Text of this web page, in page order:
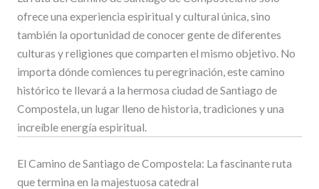
ofrece una experiencia espiritual y cultural única, sino
también la oportunidad de conocer gente de diferentes
culturas y religiones que comparten el mismo objetivo. No
importa dónde comiences tu peregrinación, este camino
histórico te llevará a la hermosa ciudad de Santiago de
Compostela, un lugar lleno de historia, tradiciones y una
increíble energía espiritual.
El Camino de Santiago de Compostela: La fascinante ruta
que termina en la majestuosa catedral